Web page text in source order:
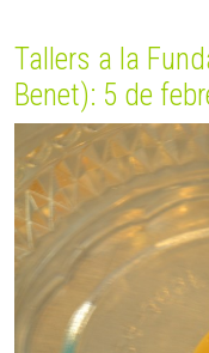
Tallers a la
Benet): 5 de